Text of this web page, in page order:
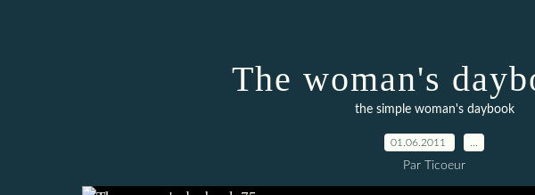
The woman's
the simple woman's daybook
01.06.2011
Par Ticoeur